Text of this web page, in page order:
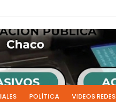
POLÍTICA VIDEOS REDES